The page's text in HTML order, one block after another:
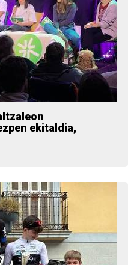
ekitaldia,